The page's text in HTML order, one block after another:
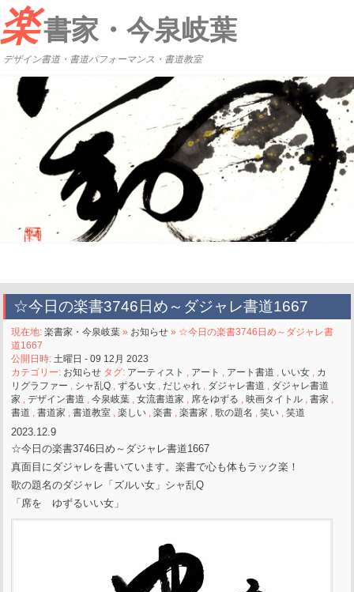
楽書家・今泉岐葉
デザイン書道・書道パフォーマンス・書道教室
☆今日の楽書3746日め～ダジャレ書道1667
現在地:楽書家・今泉岐葉 » お知らせ » ☆今日の楽書3746日め～ダジャレ書
道1667
公開日時:土曜日 - 09 12月 2023
カテゴリー: お知らせ タグ: アーティスト , アート , アート書道 , いい女 , カ
リグラファー , シャ乱Q ,ずるい女 , だじゃれ , ダジャレ書道 , ダジャレ書道
家 ,デザイン書道 ,今泉岐葉 ,女流書道家 , 席をゆずる ,映画タイトル ,書家 ,
書道 ,書道家 ,書道教室 ,楽しい ,楽書 ,楽書家 ,歌の題名 ,笑い ,笑道
2023.12.9
☆今日の楽書3746日め～ダジャレ書道1667
真面目にダジャレを書いています。楽書で心も体もラック楽！
歌の題名のダジャレ「ズルい女」シャ乱Q
「席を ゆずるいい女」